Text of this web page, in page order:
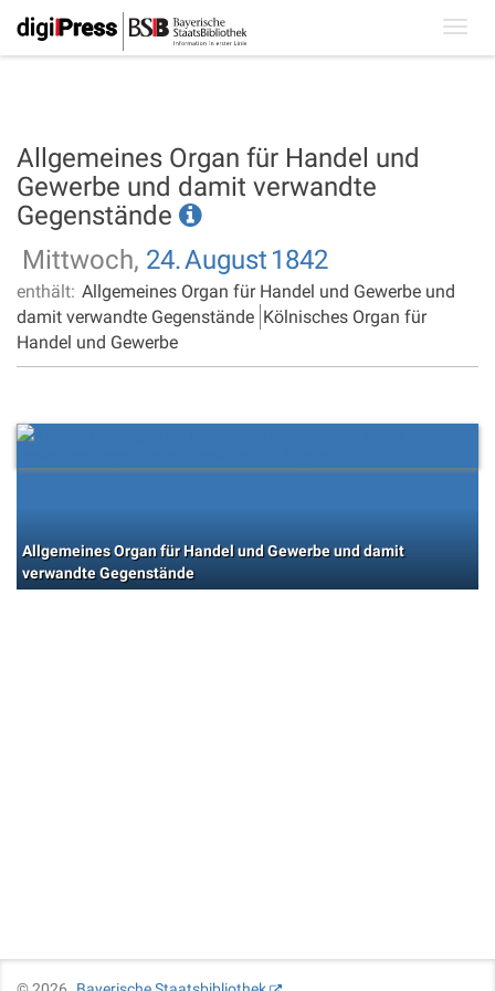
Allgemeines Organ für Handel und
Gewerbe und damit verwandte
Gegenstände
Mittwoch, 24.August 1842
enthält: Allgemeines Organ für Handel und Gewerbe und
damit verwandte Gegenstände Kölnisches Organ für
Handel und Gewerbe
Allgemeines Organ für Handel und Gewerbe und damit
verwandte Gegenstände